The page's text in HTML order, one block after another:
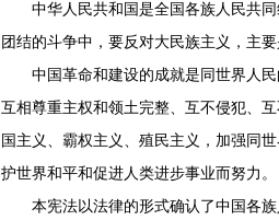
中华人民共和国是全国各族人民共同
团结的斗争中，要反对大民族主义，主
中国革命和建设的成就是同世界人民
互相尊重主权和领土完整、互不侵犯、
国主义、霸权主义、殖民主义，加强同
护世界和平和促进人类进步事业而努力。
本宪法以法律的形式确认了中国各族